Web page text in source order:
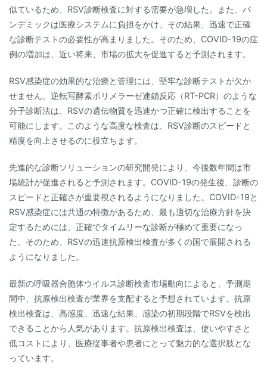
似ているため、RSV診断検査に対する需要が急増した。また、パ
ンデミックは医療システムに負担をかけ、その結果、迅速で正確
な診断テストの必要性が高まりました。そのため、COVID-19の症
例の増加は、近い将来、市場の拡大を促進すると予測されます。
RSV感染症の効果的な治療と管理には、堅牢な診断テストが欠か
せません。逆転写酵素ポリメラーゼ連鎖反応（RT-PCR）のような
分子診断法は、RSVの遺伝物質を迅速かつ正確に検出することを
可能にします。このような高度な検査は、RSV診断のスピードと
精度を向上させるのに役立ちます。
先進的な診断ソリューションの研究開発により、今後数年間は市
場統計が促進されると予測されます。COVID-19の発生後、診断の
スピードと正確さが重要視されるようになりました。COVID-19と
RSV感染症には共通の特徴があるため、最も適切な治療方針を決
定するためには、正確でタイムリーな診断が極めて重要になっ
た。そのため、RSVの迅速抗原検出検査が多くの国で展開される
ようになりました。
最新の呼吸器合胞体ウイルス診断検査市場動向によると、予測期
間中、抗原検出検査が業界を支配すると予想されています。抗原
検出検査は、高感度、迅速な結果、感染の初期段階でRSVを検出
できることから人気があります。抗原検出検査は、使いやすさと
低コストにより、医療従事者や患者にとって魅力的な選択肢とな
っています。